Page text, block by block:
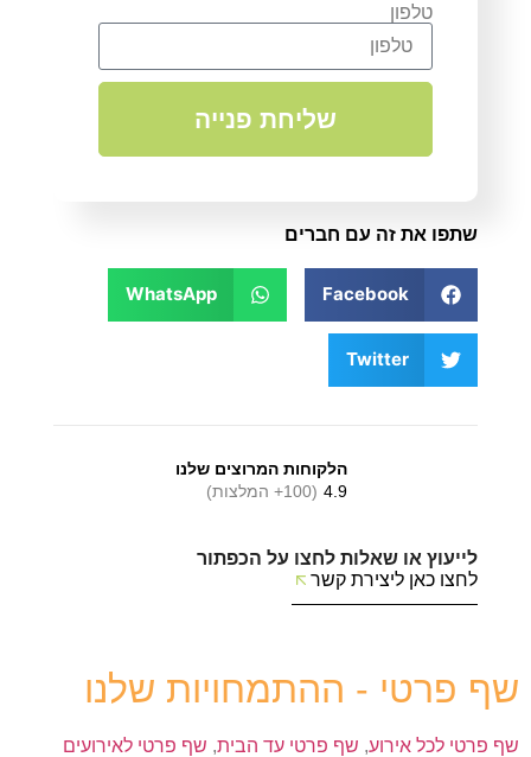
טלפון
שליחת פנייה
שתפו את זה עם חברים
Facebook
WhatsApp
Twitter
הלקוחות המרוצים שלנו
4.9 (100+ המלצות)
לייעוץ או שאלות לחצו על הכפתור
לחצו כאן ליצירת קשר
שף פרטי - ההתמחויות שלנו
שף פרטי לכל אירוע, שף פרטי עד הבית, שף פרטי לאירועים